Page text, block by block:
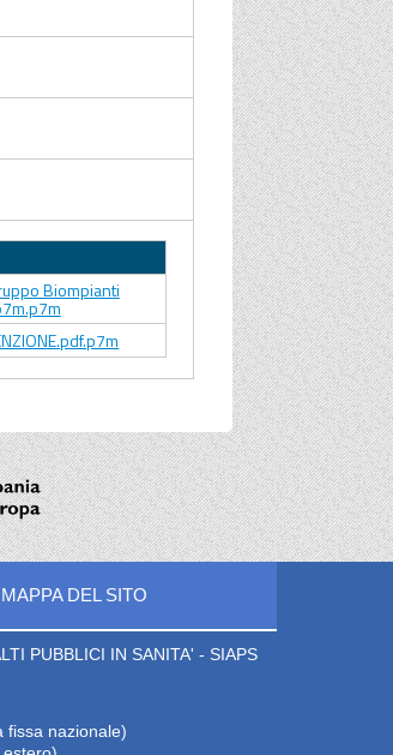
Biompianti
MAPPA DEL SITO
PUBBLICI IN SANITA' - SIAPS
fissa nazionale)